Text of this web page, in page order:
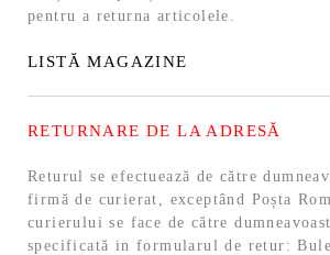
pentru a returna articolele.
LISTĂ MAGAZINE
RETURNARE DE LA ADRESĂ
Returul se efectuează de către
firmă de curierat, exceptând Poșta
curierului se face de către
specificată in formularul de retur: